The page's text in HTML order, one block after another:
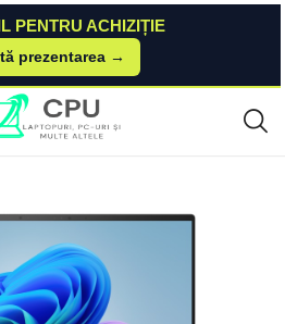
PENTRU ACHIZIȚIE
prezentarea →
ASUS Zenbook S 14 (UX5406) 2024 ASUS